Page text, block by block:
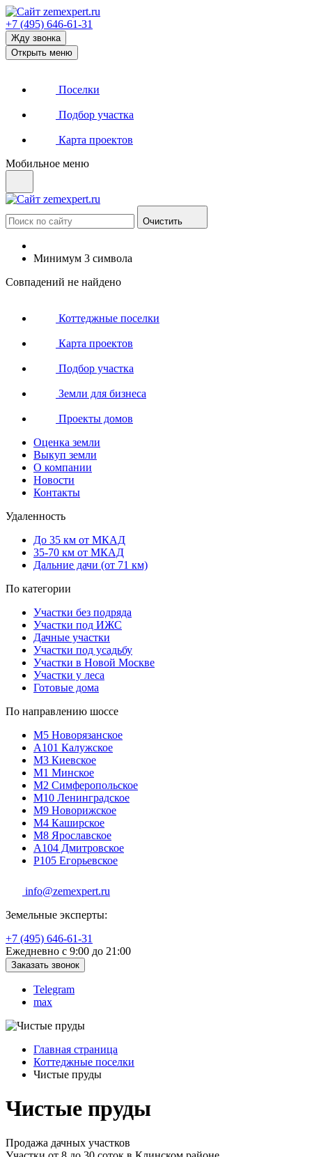
+7 (495) 646-61-31
Жду звонка
Открыть меню
Поселки
Подбор участка
Карта проектов
Мобильное меню
Очистить
Минимум 3 символа
Совпадений не найдено
Коттеджные поселки
Карта проектов
Подбор участка
Земли для бизнеса
Проекты домов
Оценка земли
Выкуп земли
О компании
Новости
Контакты
Удаленность
До 35 км от МКАД
35-70 км от МКАД
Дальние дачи (от 71 км)
По категории
Участки без подряда
Участки под ИЖС
Дачные участки
Участки под усадьбу
Участки в Новой Москве
Участки у леса
Готовые дома
По направлению шоссе
М5 Новорязанское
A101 Калужское
М3 Киевское
М1 Минское
М2 Симферопольское
М10 Ленинградское
М9 Новорижское
М4 Каширское
М8 Ярославское
A104 Дмитровское
P105 Егорьевское
info@zemexpert.ru
Земельные эксперты:
+7 (495) 646-61-31
Ежедневно с 9:00 до 21:00
Заказать звонок
Telegram
max
Главная страница
Коттеджные поселки
Чистые пруды
Чистые пруды
Продажа дачных участков